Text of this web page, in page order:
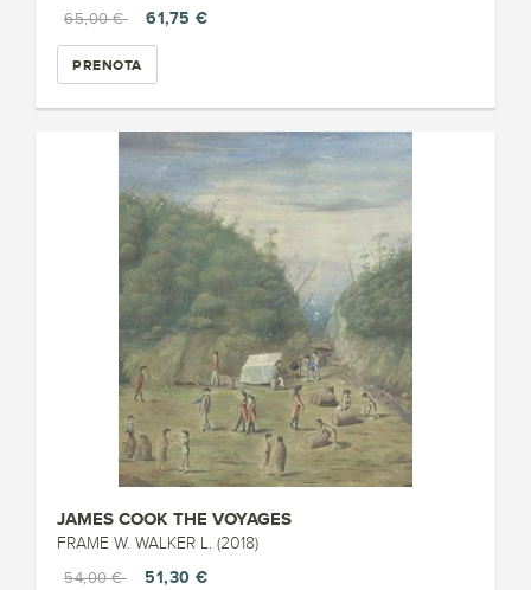
65,00 €
61,75 €
PRENOTA
JAMES COOK THE VOYAGES
FRAME W. WALKER L. (2018)
54,00 €
51,30 €